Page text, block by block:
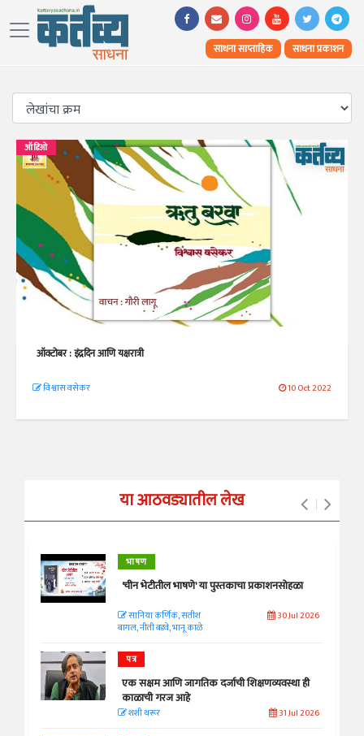
साधना साप्ताहिक साधना प्रकाशन
ऑडिओ
ऑक्टोबर : इंद्रदिन आणि यक्षरात्री
विश्वास वसेकर 10 Oct 2022
या आठवड्यातील लेख
भाषण
'चीन भेटीतील भाषणे' या पुस्तकाचा प्रकाशनसोहळा
सानिया कर्णिक, सतीश
बागल, नीती बडवे, भानू काळे
30 Jul 2026
पत्र
एक सक्षम आणि जागतिक दर्जाची शिक्षणव्यवस्था ही
काळाची गरज आहे
शशी थरूर 31 Jul 2026